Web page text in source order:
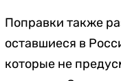
Поправки также
оставшиеся в
которые не